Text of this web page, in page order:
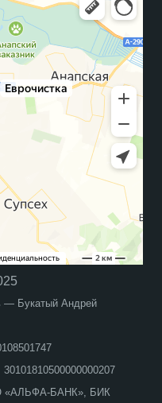
— Букатый Андрей
«АЛЬФА-БАНК», БИК